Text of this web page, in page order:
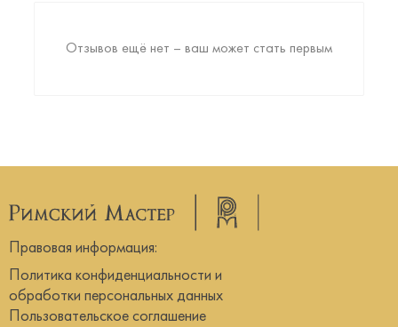
Отзывов ещё нет – ваш может стать первым
Правовая информация:
Политика конфиденциальности и
обработки персональных данных
Пользовательское соглашение